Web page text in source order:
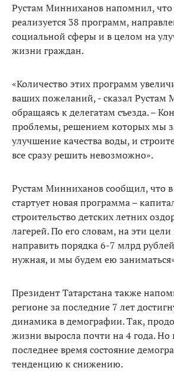
Рустам Минниханов напомнил, что
реализуется 38 программ,
социальной сферы и в целом на
жизни граждан.
«Количество этих программ
ваших пожеланий, - сказал Рустам
обращаясь к делегатам съезда. –
проблемы, решением которых мы
улучшение качества воды, и
все сразу решить невозможно».
Рустам Минниханов сообщил, что в
стартует новая программа –
строительство детских летних
лагерей. По его словам, на эти цели
направить порядка 6-7 млрд
нужная, и мы будем ею
Президент Татарстана также
регионе за последние 7 лет
динамика в демографии. Так,
жизни выросла почти на 4 года. Но
последнее время состояние
тенденцию к снижению.